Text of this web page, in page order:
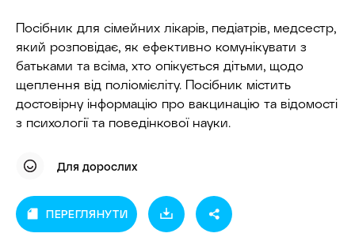
Посібник для сімейних лікарів, педіатрів, медсестр,
який розповідає, як ефективно комунікувати з
батьками та всіма, хто опікується дітьми, щодо
щеплення від поліомієліту. Посібник містить
достовірну інформацію про вакцинацію та відомості
з психології та поведінкової науки.
Для дорослих
ПЕРЕГЛЯНУТИ